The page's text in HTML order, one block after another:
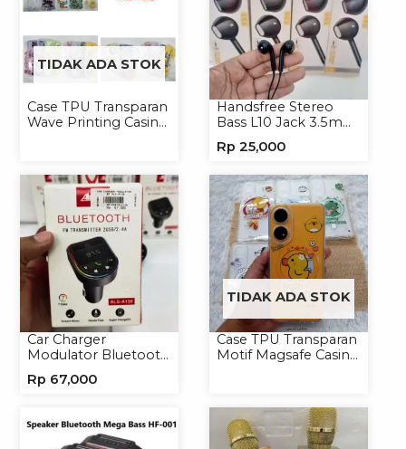
TIDAK ADA STOK
Case TPU Transparan
Wave Printing Casing
Handsfree Stereo
Bass L10 Jack 3.5mm
Headphone
Rp 25,000
Car Charger
Modulator Bluetooth
Handphone
Rp 67,000
TIDAK ADA STOK
Case TPU Transparan
Motif Magsafe Casing